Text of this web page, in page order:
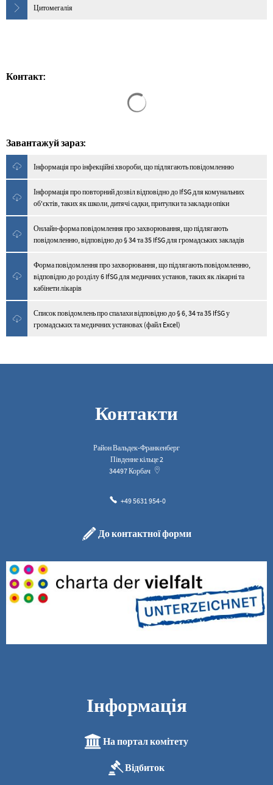
Цитомегалія
Контакт:
Завантажуй зараз:
Інформація про інфекційні хвороби, що підлягають повідомленню
Інформація про повторний дозвіл відповідно до IfSG для комунальних
об'єктів, таких як школи, дитячі садки, притулки та заклади опіки
Онлайн-форма повідомлення про захворювання, що підлягають
повідомленню, відповідно до § 34 та 35 IfSG для громадських закладів
Форма повідомлення про захворювання, що підлягають повідомленню,
відповідно до розділу 6 IfSG для медичних установ, таких як лікарні та
кабінети лікарів
Список повідомлень про спалахи відповідно до § 6, 34 та 35 IfSG у
громадських та медичних установах (файл Excel)
Контакти
Район Вальдек-Франкенберг
Південне кільце 2
34497Корбач
+49 5631 954-0
До контактної форми
Інформація
На портал комітету
Відбиток